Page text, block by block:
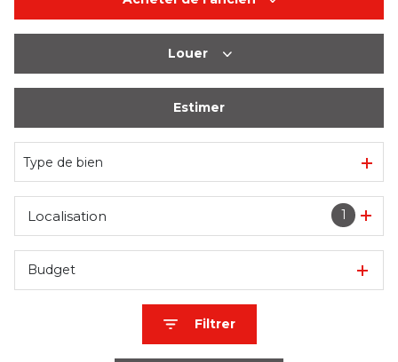
Louer
Estimer
Type de bien
1
Localisation
Budget
Filtrer